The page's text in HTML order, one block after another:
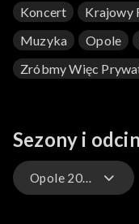
Koncert
Krajowy
Muzyka
Opole
Zróbmy Więc
Sezony i
Opole 2025 – występy